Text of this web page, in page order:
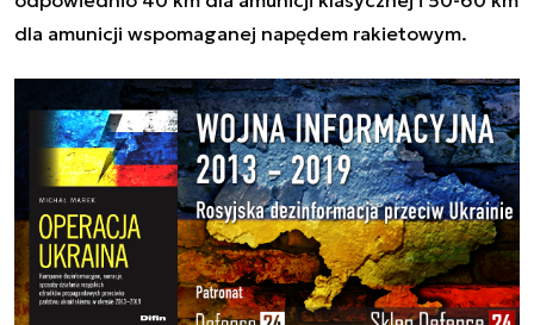
dla amunicji wspomaganej napędem rakietowym.